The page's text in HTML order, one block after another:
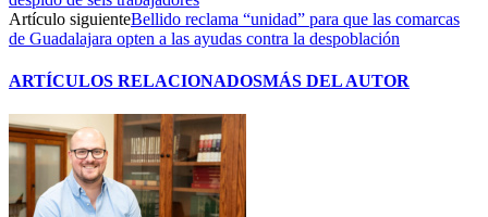
Artículo siguienteBellido reclama “unidad” para que las comarcas
de Guadalajara opten a las ayudas contra la despoblación
ARTÍCULOS RELACIONADOSMÁS DEL AUTOR